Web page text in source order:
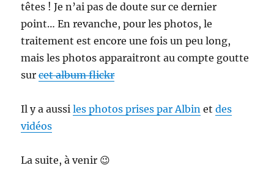
têtes ! Je n’ai pas de doute sur ce dernier
point… En revanche, pour les photos, le
traitement est encore une fois un peu long,
mais les photos apparaitront au compte goutte
surcet album flickr
Il y a aussiles photos prises par Albin etdes
vidéos
La suite, à venir 😉